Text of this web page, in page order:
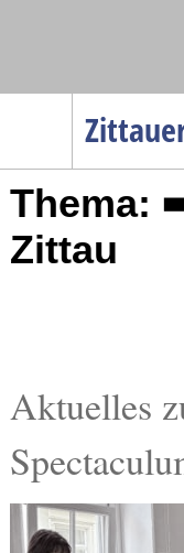
Menüpunkte
Startseite
Gesellschaft
Gesundheit
Sport
Termine
Thema:
Zittau
Aktuelles